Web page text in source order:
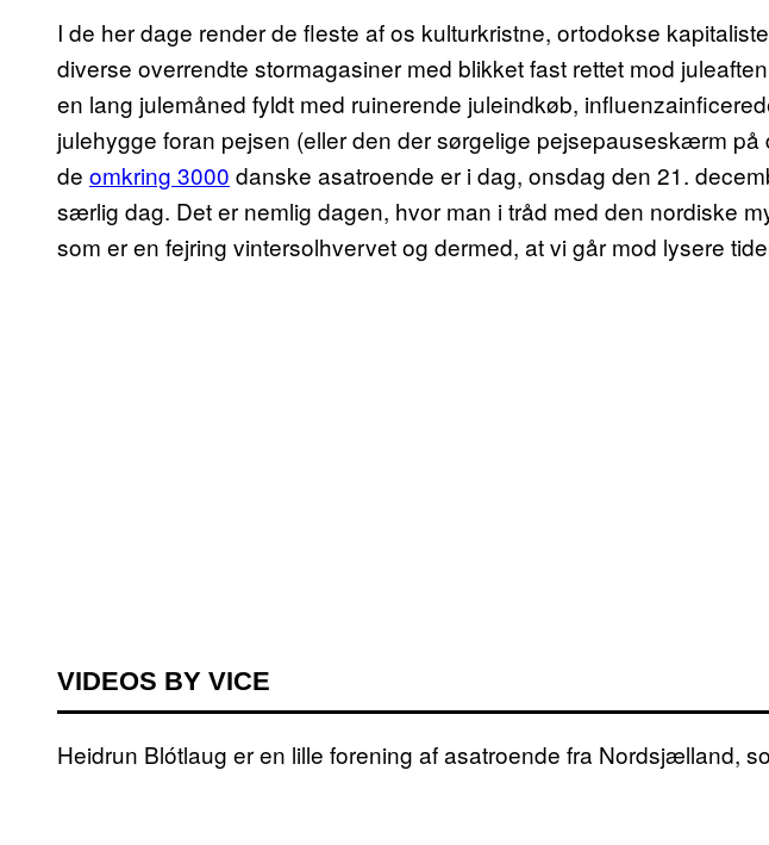
I de her dage render de fleste af os kulturkristne, ortodokse
diverse overrendte stormagasiner med blikket fast rettet mod
en lang julemåned fyldt med ruinerende juleindkøb,
julehygge foran pejsen (eller den der sørgelige pejsepauseskærm på
de omkring 3000 danske asatroende er i dag, onsdag den 21.
særlig dag. Det er nemlig dagen, hvor man i tråd med den nordiske
som er en fejring vintersolhvervet og dermed, at vi går mod lysere
VIDEOS BY VICE
Heidrun Blótlaug er en lille forening af asatroende fra Nordsjælland,